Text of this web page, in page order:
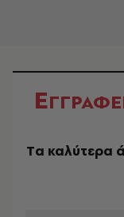
Ε
Tα καλύτερα